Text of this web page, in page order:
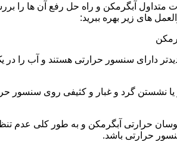
متداول آبگرمکن و راه حل رفع آن ها را
های زیر بهره ببرید:
دارای سنسور حرارتی هستند و آب را
یا نشستن گرد و غبار و کثیفی روی سنسور
حرارتی آبگرمکن و به طور کلی عدم
حرارتی باشد.